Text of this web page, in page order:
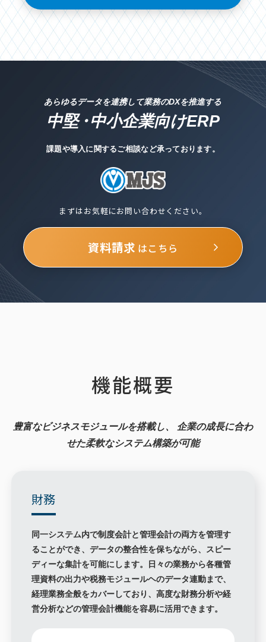
あらゆるデータを連携して業務のDXを推進する
中堅・中小企業向けERP
課題や導入に関するご相談など承っております。
まずはお気軽にお問い合わせください。
資料請求 はこちら
機能概要
豊富なビジネスモジュールを搭載し、
企業の成長に合わ
せた柔軟なシステム構築が可能
財務
同一システム内で制度会計と管理会計の両方を管理す
ることができ、データの整合性を保ちながら、スピー
ディーな集計を可能にします。日々の業務から各種管
理資料の出力や税務モジュールヘのデータ連動まで、
経理業務全般をカバーしており、高度な財務分析や経
営分析などの管理会計機能を容易に活用できます。